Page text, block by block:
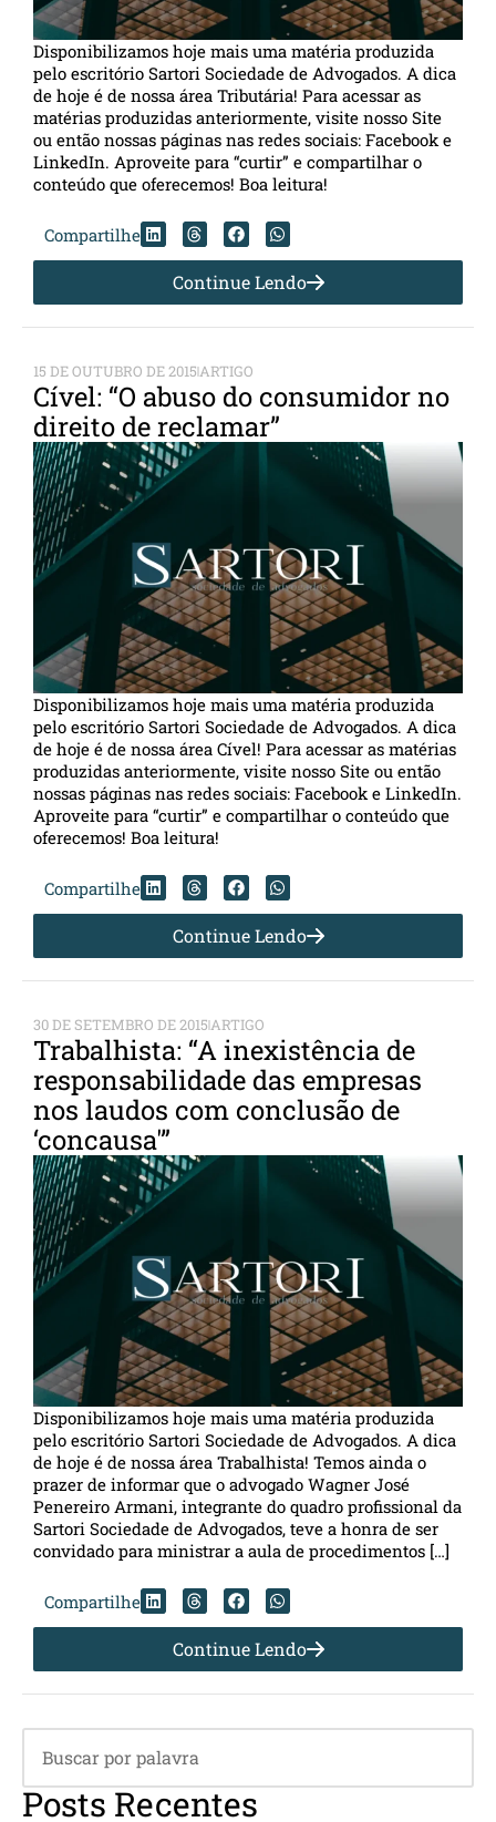
Disponibilizamos hoje mais uma matéria produzida
pelo escritório Sartori Sociedade de Advogados. A dica
de hoje é de nossa área Tributária! Para acessar as
matérias produzidas anteriormente, visite nosso Site
ou então nossas páginas nas redes sociais: Facebook e
LinkedIn. Aproveite para “curtir” e compartilhar o
conteúdo que oferecemos! Boa leitura!
Compartilhe
Continue Lendo
15 DE OUTUBRO DE 2015ARTIGO
Cível: “O abuso do consumidor no
direito de reclamar”
Disponibilizamos hoje mais uma matéria produzida
pelo escritório Sartori Sociedade de Advogados. A dica
de hoje é de nossa área Cível! Para acessar as matérias
produzidas anteriormente, visite nosso Site ou então
nossas páginas nas redes sociais: Facebook e LinkedIn.
Aproveite para “curtir” e compartilhar o conteúdo que
oferecemos! Boa leitura!
Compartilhe
Continue Lendo
30 DE SETEMBRO DE 2015ARTIGO
Trabalhista: “A inexistência de
responsabilidade das empresas
nos laudos com conclusão de
‘concausa'”
Disponibilizamos hoje mais uma matéria produzida
pelo escritório Sartori Sociedade de Advogados. A dica
de hoje é de nossa área Trabalhista! Temos ainda o
prazer de informar que o advogado Wagner José
Penereiro Armani, integrante do quadro profissional da
Sartori Sociedade de Advogados, teve a honra de ser
convidado para ministrar a aula de procedimentos […]
Compartilhe
Continue Lendo
Posts Recentes